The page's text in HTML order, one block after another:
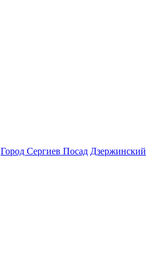
Город Сергиев Посад Дзержинский